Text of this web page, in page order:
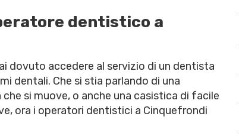
dentistico a
dovuto accedere al servizio di un dentista
dentali. Che si stia parlando di una
si muove, o anche una casistica di facile
ora i operatori dentistici a Cinquefrondi